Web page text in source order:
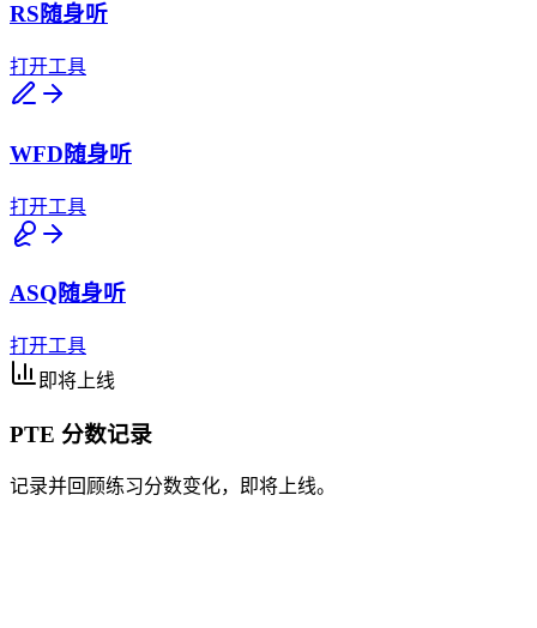
RS随身听
打开工具
WFD随身听
打开工具
ASQ随身听
打开工具
即将上线
PTE 分数记录
记录并回顾练习分数变化，即将上线。